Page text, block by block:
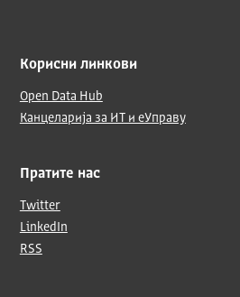
Корисни линкови
Open Data Hub
Канцеларија за ИТ и еУправу
Пратите нас
Twitter
LinkedIn
RSS